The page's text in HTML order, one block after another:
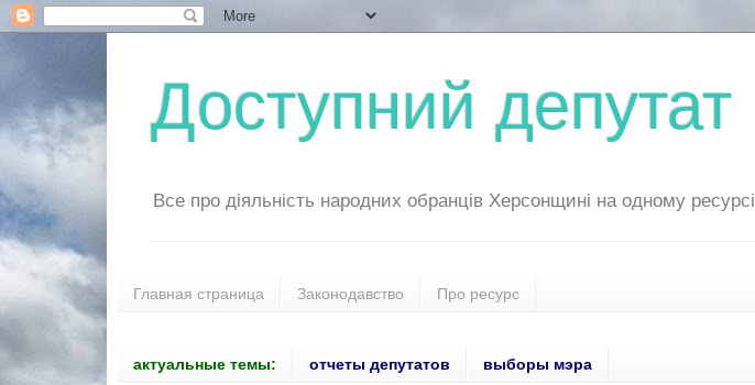
Доступний депутат
Все про діяльність народних обранців Херсонщині на одному ресурсі
Главная страница Законодавство Про ресурс
актуальные темы: отчеты депутатов выборы мэра